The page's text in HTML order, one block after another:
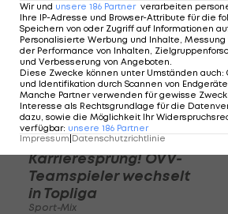
Karrieresprung! ÖVV-
Teamspieler wechselt
in Topliga
Sport-Mix
Wir und unsere 186 Partner verarbeiten
Ihre IP-Adresse und Browser-Attribute für die
Speichern von oder Zugriff auf Informationen
Personalisierte Werbung und Inhalte,
der Performance von Inhalten,
und Verbesserung von Angeboten.
Diese Zwecke können unter Umständen auch:
und Identifikation durch Scannen von
Manche Partner verwenden für gewisse
Interesse als Rechtsgrundlage für die
dazu, sowie die Möglichkeit Ihr
verfügbar: unsere 186 Partner
Impressum Datenschutzrichtlinie